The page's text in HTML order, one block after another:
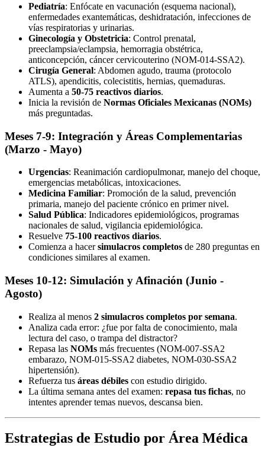
Pediatría: Enfócate en vacunación (esquema nacional),
enfermedades exantemáticas, deshidratación, infecciones de
vías respiratorias y urinarias.
Ginecología y Obstetricia: Control prenatal,
preeclampsia/eclampsia, hemorragia obstétrica,
anticoncepción, cáncer cervicouterino (NOM-014-SSA2).
Cirugía General: Abdomen agudo, trauma (protocolo
ATLS), apendicitis, colecistitis, hernias, quemaduras.
Aumenta a 50-75 reactivos diarios.
Inicia la revisión de Normas Oficiales Mexicanas (NOMs)
más preguntadas.
Meses 7-9: Integración y Áreas Complementarias
(Marzo - Mayo)
Urgencias: Reanimación cardiopulmonar, manejo del choque,
emergencias metabólicas, intoxicaciones.
Medicina Familiar: Promoción de la salud, prevención
primaria, manejo del paciente crónico en primer nivel.
Salud Pública: Indicadores epidemiológicos, programas
nacionales de salud, vigilancia epidemiológica.
Resuelve 75-100 reactivos diarios.
Comienza a hacersimulacros completos de 280 preguntas en
condiciones similares al examen.
Meses 10-12: Simulación y Afinación (Junio -
Agosto)
Realiza al menos 2 simulacros completos por semana.
Analiza cada error: ¿fue por falta de conocimiento, mala
lectura del caso, o trampa del distractor?
Repasa las NOMs más frecuentes (NOM-007-SSA2
embarazo, NOM-015-SSA2 diabetes, NOM-030-SSA2
hipertensión).
Refuerza tus áreas débiles con estudio dirigido.
La última semana antes del examen: repasa tus fichas, no
intentes aprender temas nuevos, descansa bien.
Estrategias de Estudio por Área Médica